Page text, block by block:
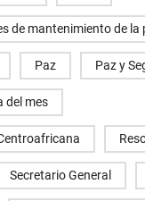
de mantenimiento de la
Paz Paz y
del mes
Secretario General